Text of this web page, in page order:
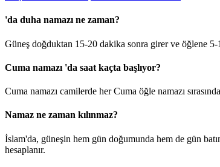
'da duha namazı ne zaman?
Güneş doğduktan 15-20 dakika sonra girer ve öğlene
Cuma namazı 'da saat kaçta başlıyor?
Cuma namazı camilerde her Cuma öğle namazı
Namaz ne zaman kılınmaz?
İslam'da, güneşin hem gün doğumunda hem de gün
hesaplanır.